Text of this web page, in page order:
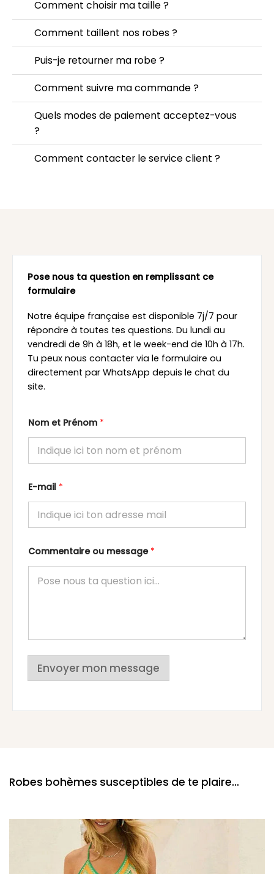
Comment choisir ma taille ?
Comment taillent nos robes ?
Puis-je retourner ma robe ?
Comment suivre ma commande ?
Quels modes de paiement acceptez-vous
?
Comment contacter le service client ?
Pose nous ta question en remplissant ce
formulaire
Notre équipe française est disponible 7j/7 pour
répondre à toutes tes questions. Du lundi au
vendredi de 9h à 18h, et le week-end de 10h à 17h.
Tu peux nous contacter via le formulaire ou
directement par WhatsApp depuis le chat du
site.
Nom et Prénom *
E-mail *
Commentaire ou message *
Envoyer mon message
Robes bohèmes susceptibles de te plaire...